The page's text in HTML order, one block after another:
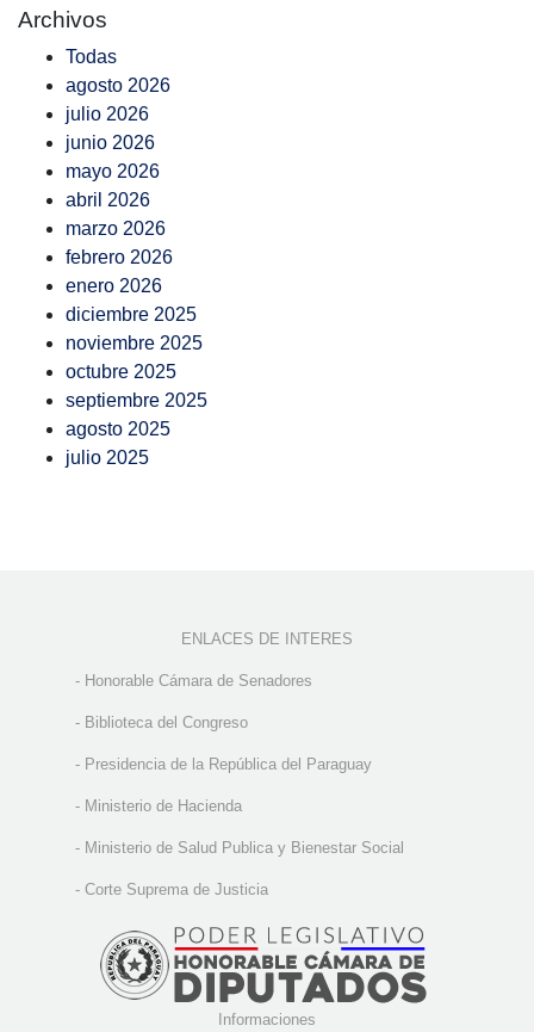
Archivos
Todas
agosto 2026
julio 2026
junio 2026
mayo 2026
abril 2026
marzo 2026
febrero 2026
enero 2026
diciembre 2025
noviembre 2025
octubre 2025
septiembre 2025
agosto 2025
julio 2025
ENLACES DE INTERES
- Honorable Cámara de Senadores
- Biblioteca del Congreso
- Presidencia de la República del Paraguay
- Ministerio de Hacienda
- Ministerio de Salud Publica y Bienestar Social
- Corte Suprema de Justicia
Informaciones